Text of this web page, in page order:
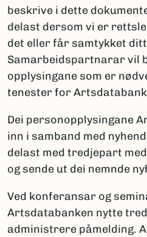
beskrive i dette
delast dersom vi er
det eller får samtykket
Samarbeidspartnarar vil
opplysingane som er
tenester for
Dei personopplysingane
inn i samband med
delast med tredjepart
og sende ut dei nemnde
Ved konferansar og
Artsdatabanken nytte
administrere påmelding.